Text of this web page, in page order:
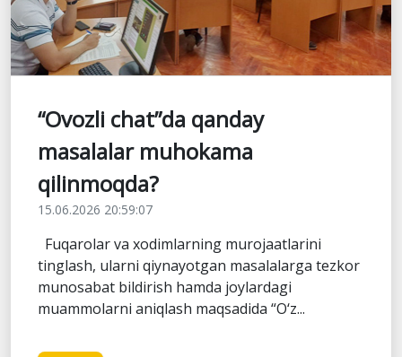
“Ovozli chat”da qanday
masalalar muhokama
qilinmoqda?
15.06.2026 20:59:07
Fuqarolar va xodimlarning murojaatlarini
tinglash, ularni qiynayotgan masalalarga tezkor
munosabat bildirish hamda joylardagi
muammolarni aniqlash maqsadida “O‘z...